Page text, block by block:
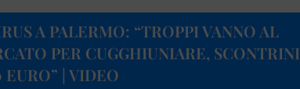
A PALERMO: “TROPPI VANNO AL
PER CUGGHIUNIARE, SCONTRINI
EURO” | VIDEO